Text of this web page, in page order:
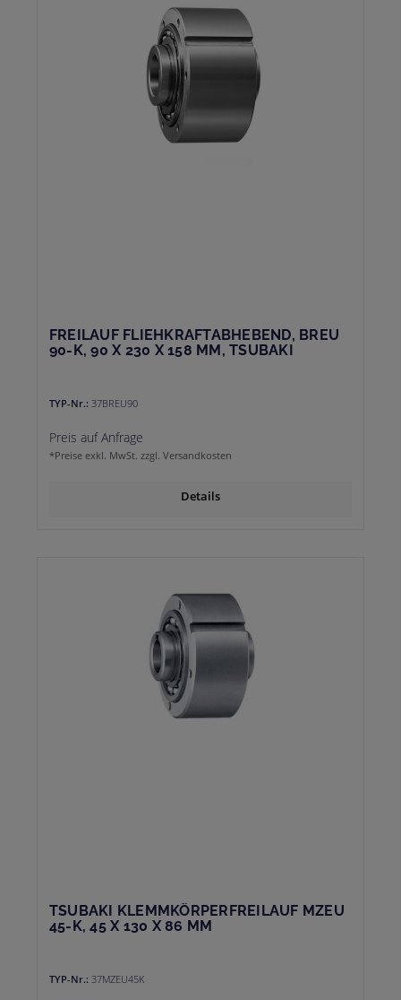
FREILAUF FLIEHKRAFTABHEBEND, BREU
90-K, 90 X 230 X 158 MM, TSUBAKI
TYP-Nr.: 37BREU90
Preis auf Anfrage
*Preise exkl. MwSt. zzgl. Versandkosten
Details
TSUBAKI KLEMMKÖRPERFREILAUF MZEU
45-K, 45 X 130 X 86 MM
TYP-Nr.: 37MZEU45K